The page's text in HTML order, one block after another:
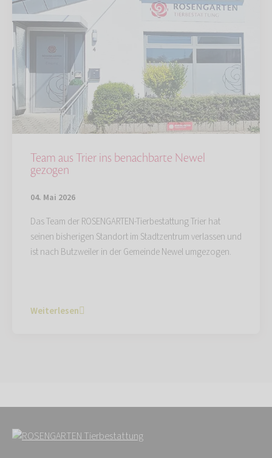
Team aus Trier ins benachbarte Newel
gezogen
04. Mai 2026
Das Team der ROSENGARTEN-Tierbestattung Trier hat
seinen bisherigen Standort im Stadtzentrum verlassen und
ist nach Butzweiler in der Gemeinde Newel umgezogen.
Weiterlesen